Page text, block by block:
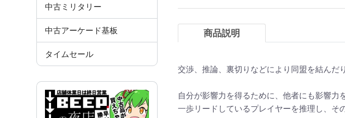
中古ミリタリー
中古アーケード基板
タイムセール
商品説明
交渉、推論、裏切りなどにより同盟を結んだ
自分が影響力を得るために、他者にも影響力
一歩リードしているプレイヤーを推理し、そ